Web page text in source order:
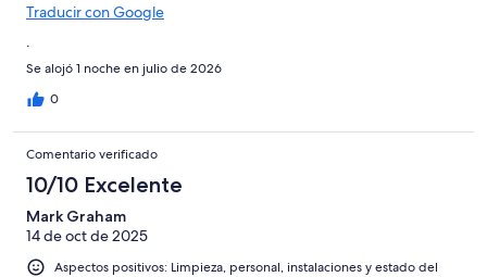
Traducir con Google
.
Se alojó 1 noche en julio de 2026
0
Comentario verificado
10/10 Excelente
Mark Graham
14 de oct de 2025
Aspectos positivos: Limpieza, personal, instalaciones y estado del